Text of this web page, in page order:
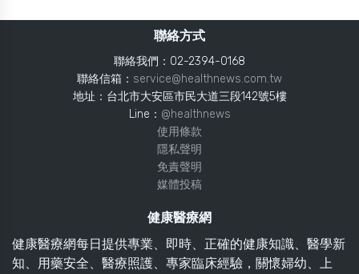
聯絡方式
聯絡我們：02-2394-0168
聯絡信箱： service@healthnews.com.tw
地址：台北市大安區市民大道三段142號5樓
Line： @healthnews
使用條款
隱私聲明
免責聲明
媒體投稿
健康醫療網
健康醫療網每日提供專業、即時、正確的健康知識、醫學新
知、用藥安全、醫療照護、專家臨床經驗，關懷婦幼、上